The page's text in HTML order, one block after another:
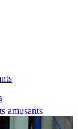
amusants